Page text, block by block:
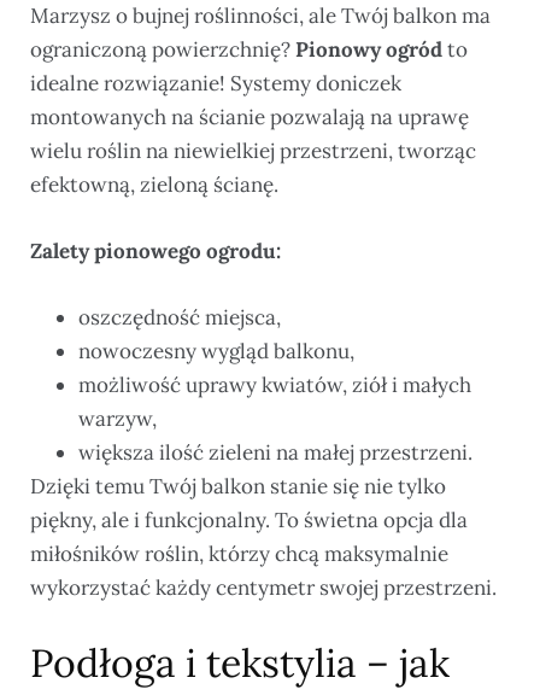
Marzysz o bujnej roślinności, ale Twój balkon ma
ograniczoną powierzchnię?Pionowy ogródto
idealne rozwiązanie! Systemy doniczek
montowanych na ścianie pozwalają na uprawę
wielu roślin na niewielkiej przestrzeni, tworząc
efektowną, zieloną ścianę.
Zalety pionowego ogrodu:
oszczędność miejsca,
nowoczesny wygląd balkonu,
możliwość uprawy kwiatów, ziół i małych
warzyw,
większa ilość zieleni na małej przestrzeni.
Dzięki temu Twój balkon stanie się nie tylko
piękny, ale i funkcjonalny. To świetna opcja dla
miłośników roślin, którzy chcą maksymalnie
wykorzystać każdy centymetr swojej przestrzeni.
Podłoga i tekstylia – jak